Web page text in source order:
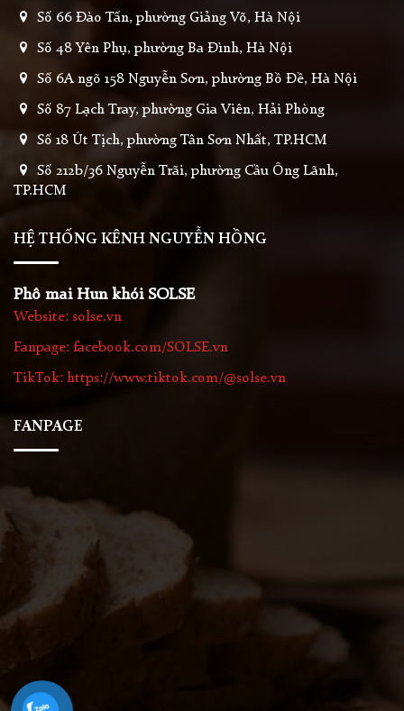
Số 66 Đào Tấn, phường Giảng Võ, Hà Nội
Số 48 Yên Phụ, phường Ba Đình, Hà Nội
Số 6A ngõ 158 Nguyễn Sơn, phường Bồ Đề, Hà Nội
Số 87 Lạch Tray, phường Gia Viên, Hải Phòng
Số 18 Út Tịch, phường Tân Sơn Nhất, TP.HCM
Số 212b/36 Nguyễn Trãi, phường Cầu Ông Lãnh,
TP.HCM
HỆ THỐNG KÊNH NGUYỄN HỒNG
Phô mai Hun khói SOLSE
Website: solse.vn
Fanpage: facebook.com/SOLSE.vn
TikTok: https://www.tiktok.com/@solse.vn
FANPAGE